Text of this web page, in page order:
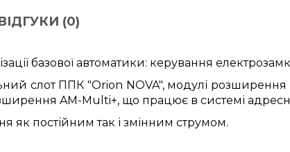
(0)
базової автоматики: керування
слот ППК "Orion NOVA", модулі
AM-Multi+, що працює в системі
як постійним так і змінним струмом.